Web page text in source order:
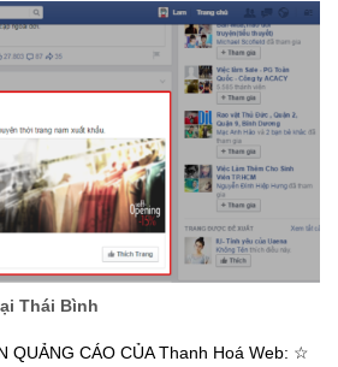
Thái Bình
QUẢNG CÁO CỦA Thanh Hoá Web: ☆